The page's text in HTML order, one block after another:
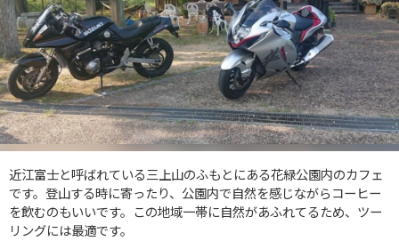
近江富士と呼ばれている三上山のふもとにある花緑公園内のカフェ
です。登山する時に寄ったり、公園内で自然を感じながらコーヒー
を飲むのもいいです。この地域一帯に自然があふれてるため、ツー
リングには最適です。